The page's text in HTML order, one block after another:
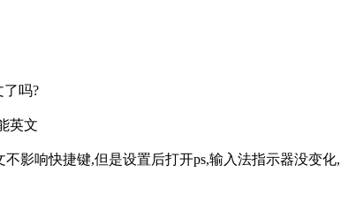
了吗?
英文
影响快捷键,但是设置后打开ps,输入法指示器没变化,